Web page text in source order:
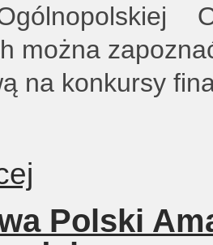
można
na konkursy
Polski